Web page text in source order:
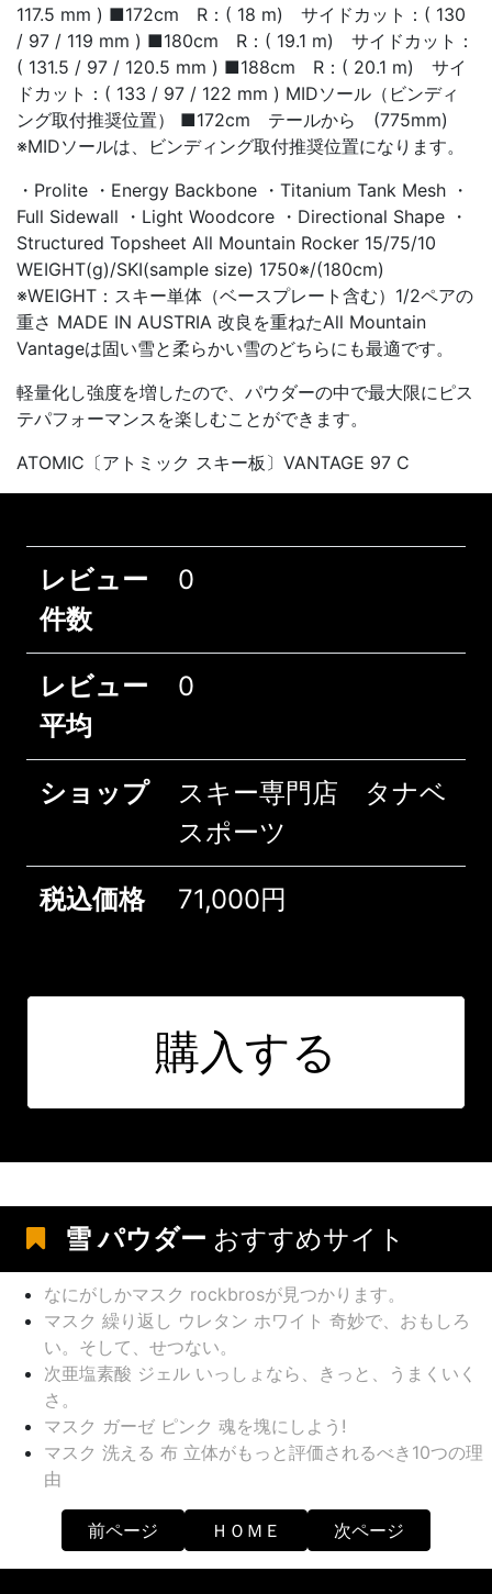
117.5 mm ) ■172cm R：( 18 m) サイドカット：( 130
/ 97 / 119 mm ) ■180cm R：( 19.1 m) サイドカット：
( 131.5 / 97 / 120.5 mm ) ■188cm R：( 20.1 m) サイ
ドカット：( 133 / 97 / 122 mm ) MIDソール（ビンディ
ング取付推奨位置） ■172cm テールから (775mm)
※MIDソールは、ビンディング取付推奨位置になります。
・Prolite ・Energy Backbone ・Titanium Tank Mesh ・
Full Sidewall ・Light Woodcore ・Directional Shape ・
Structured Topsheet All Mountain Rocker 15/75/10
WEIGHT(g)/SKI(sample size) 1750※/(180cm)
※WEIGHT：スキー単体（ベースプレート含む）1/2ペアの
重さ MADE IN AUSTRIA 改良を重ねたAll Mountain
Vantageは固い雪と柔らかい雪のどちらにも最適です。
軽量化し強度を増したので、パウダーの中で最大限にピス
テパフォーマンスを楽しむことができます。
ATOMIC〔アトミック スキー板〕VANTAGE 97 C
レビュー
件数
0
レビュー
平均
0
ショップ
スキー専門店 タナベ
スポーツ
税込価格 71,000円
購入する
雪 パウダー おすすめサイト
なにがしかマスク rockbrosが見つかります。
マスク 繰り返し ウレタン ホワイト 奇妙で、おもしろ
い。そして、せつない。
次亜塩素酸 ジェル いっしょなら、きっと、うまくいく
さ。
マスク ガーゼ ピンク 魂を塊にしよう!
マスク 洗える 布 立体がもっと評価されるべき10つの理
由
前ページ ＨＯＭＥ 次ページ